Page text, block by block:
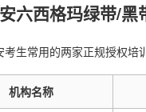
六西格玛绿带/
考生常用的两家正规授权培
机构名称